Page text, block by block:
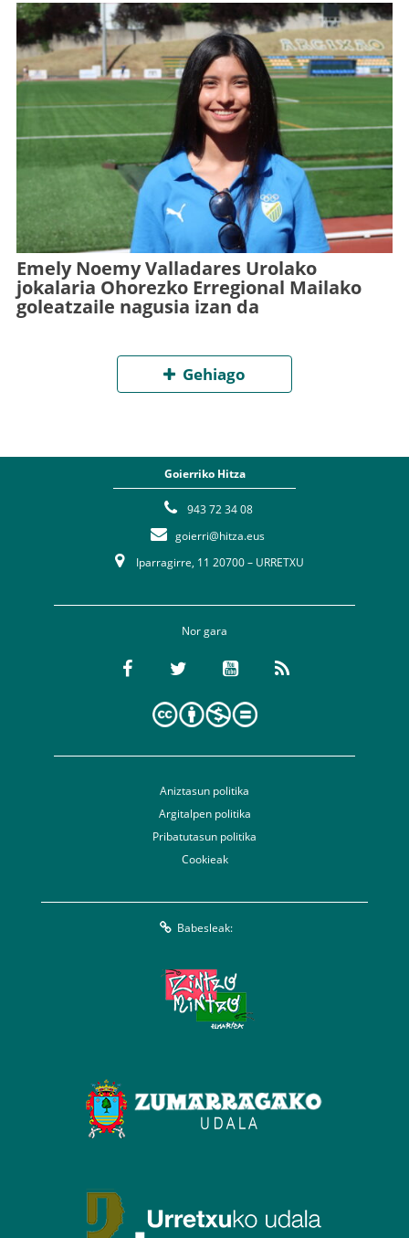
Emely Noemy Valladares Urolako
jokalaria Ohorezko Erregional Mailako
goleatzaile nagusia izan da
Gehiago
Goierriko Hitza
943 72 34 08
goierri@hitza.eus
Iparragirre, 11 20700 – URRETXU
Nor gara
Aniztasun politika
Argitalpen politika
Pribatutasun politika
Cookieak
Babesleak: